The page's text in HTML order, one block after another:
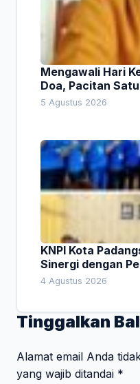
Mengawali Hari
Doa, Pacitan
Indonesia
5 Agustus 2026
KNPI Kota
Sinergi dengan
DPRD
4 Agustus 2026
Tinggalkan
Alamat email Anda
yang wajib ditandai *